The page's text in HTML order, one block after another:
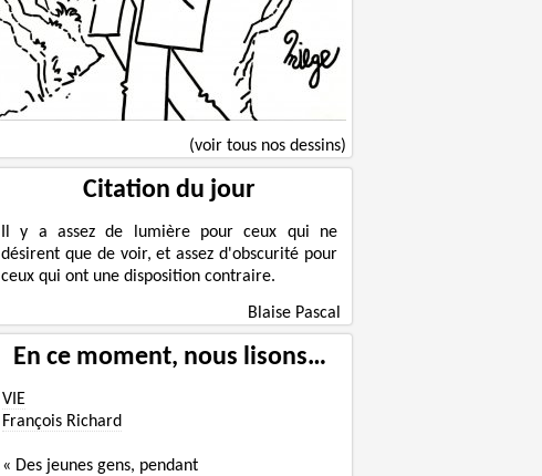
(voir tous nos dessins)
Citation du jour
Il y a assez de lumière pour ceux qui ne
désirent que de voir, et assez d'obscurité pour
ceux qui ont une disposition contraire.
Blaise Pascal
En ce moment, nous lisons…
VIE
François Richard
« Des jeunes gens, pendant